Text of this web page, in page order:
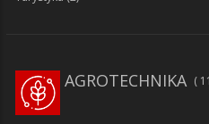
AGROTECHNIKA 11